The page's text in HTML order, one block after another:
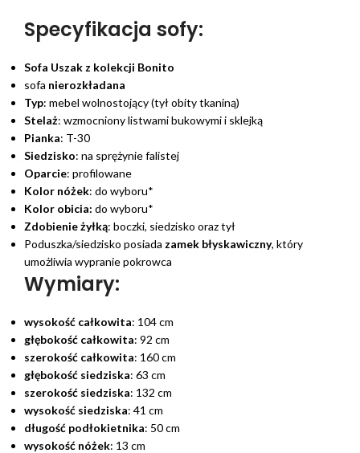
Specyfikacja sofy:
Sofa Uszak z kolekcji Bonito
sofa nierozkładana
Typ: mebel wolnostojący (tył obity tkaniną)
Stelaż: wzmocniony listwami bukowymi i sklejką
Pianka: T-30
Siedzisko: na sprężynie falistej
Oparcie: profilowane
Kolor nóżek: do wyboru*
Kolor obicia: do wyboru*
Zdobienie żyłką: boczki, siedzisko oraz tył
Poduszka/siedzisko posiada zamek błyskawiczny, który
umożliwia wypranie pokrowca
Wymiary:
wysokość całkowita: 104 cm
głębokość całkowita: 92 cm
szerokość całkowita: 160 cm
głębokość siedziska: 63 cm
szerokość siedziska: 132 cm
wysokość siedziska: 41 cm
długość podłokietnika: 50 cm
wysokość nóżek: 13 cm